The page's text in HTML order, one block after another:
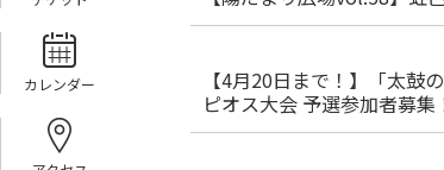
カレンダー
【4月20日まで！】「太
ピオス大会 予選参加者募集